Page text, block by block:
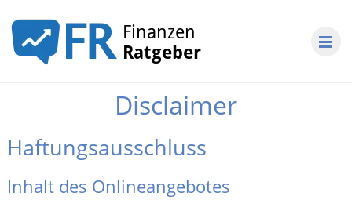
Disclaimer
Haftungsausschluss
Inhalt des Onlineangebotes